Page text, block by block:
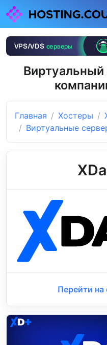
Виртуальный
Главная Хостеры
Виртуальные
Перейти на